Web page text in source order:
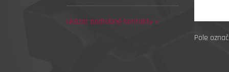
ukázat podrobné kontakty »
Pole